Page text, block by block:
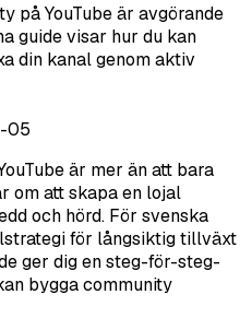
på YouTube är avgörande
guide visar hur du kan
din kanal genom aktiv
05
är mer än att bara
om att skapa en lojal
och hörd. För svenska
för långsiktig tillväxt
ger dig en steg-för-steg-
bygga community